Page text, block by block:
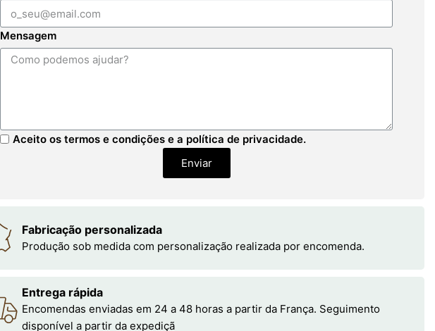
Mensagem
Aceito os termos e condições e a política de privacidade.
Enviar
Fabricação personalizada
Produção sob medida com personalização realizada por encomenda.
Entrega rápida
Encomendas enviadas em 24 a 48 horas a partir da França. Seguimento
disponível a partir da expediçã